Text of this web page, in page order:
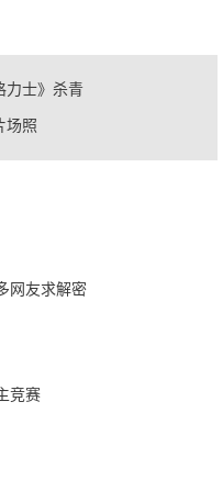
力士》杀青
场照
网友求解密
竞赛